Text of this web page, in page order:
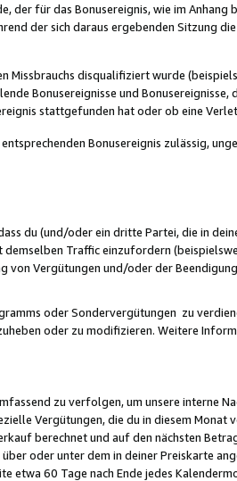
der für das Bonusereignis, wie im Anhang
der sich daraus ergebenden Sitzung
Missbrauchs disqualifiziert wurde
Bonusereignisse und Bonusereignisse,
stattgefunden hat oder ob eine
Bonusereignis zulässig,
du (und/oder ein dritte Partei, die in
Traffic einzufordern
Vergütungen und/oder der
oder Sondervergütungen zu
oder zu modifizieren. Weitere
zu verfolgen, um unsere interne
Vergütungen, die du in diesem Monat
berechnet und auf den nächsten
oder unter dem in deiner Preiskarte
60 Tage nach Ende jedes